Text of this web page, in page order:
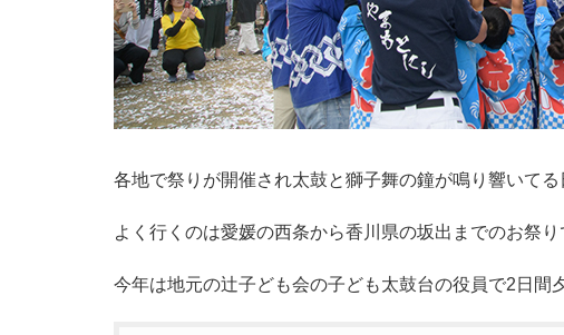
各地で祭りが開催され太鼓と獅子舞の鐘が鳴り響いてる
よく行くのは愛媛の西条から香川県の坂出までのお祭
今年は地元の辻子ども会の子ども太鼓台の役員で2日間